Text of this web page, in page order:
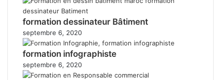
formation dessinateur Bâtiment
septembre 6, 2020
formation infographiste
septembre 6, 2020